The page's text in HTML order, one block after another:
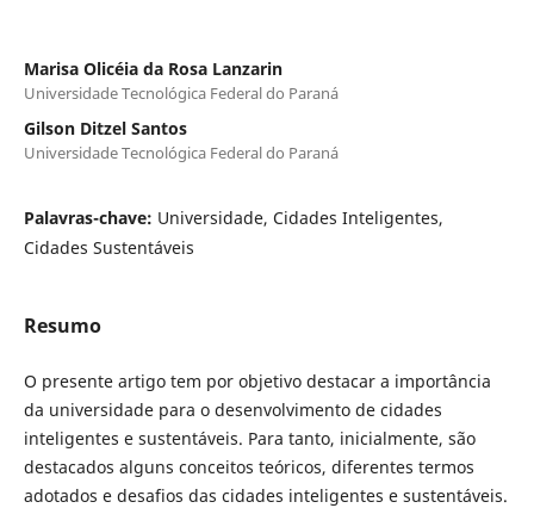
Marisa Olicéia da Rosa Lanzarin
Universidade Tecnológica Federal do Paraná
Gilson Ditzel Santos
Universidade Tecnológica Federal do Paraná
Palavras-chave: Universidade, Cidades Inteligentes,
Cidades Sustentáveis
Resumo
O presente artigo tem por objetivo destacar a importância
da universidade para o desenvolvimento de cidades
inteligentes e sustentáveis. Para tanto, inicialmente, são
destacados alguns conceitos teóricos, diferentes termos
adotados e desafios das cidades inteligentes e sustentáveis.